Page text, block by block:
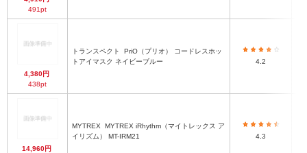
491pt
4,380円
438pt
トランスペクト
トアイマスク ネイビーブルー
4.2
14,960円
MYTREX
イリズム） MT-IRM21
4.3